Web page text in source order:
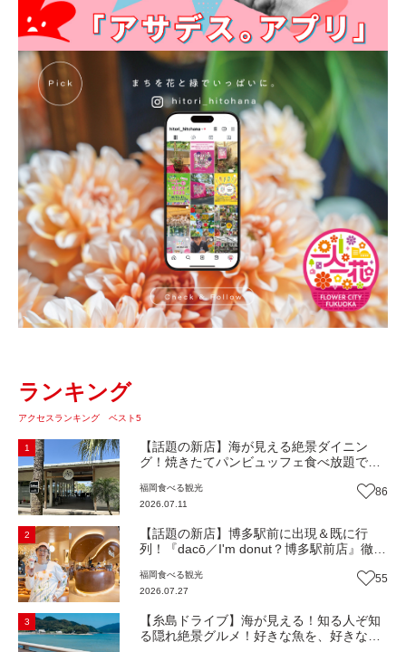
ランキング
アクセスランキング ベスト5
1
【話題の新店】海が見える絶景ダイニン
グ！焼きたてパンビュッフェ食べ放題で大
Beach Cafe』（福岡・糸島市）【まち歩
き】
福岡食べる観光
2026.07.11
86
2
【話題の新店】博多駅前に出現＆既に行
列！『dacō／I'm donut？博多駅前店』徹底
しみ方＆イチオシメニューも紹介！（福岡
市博多区）【まち歩き】
福岡食べる観光
2026.07.27
55
3
【糸島ドライブ】海が見える！知る人ぞ知
る隠れ絶景グルメ！好きな魚を、好きなだ